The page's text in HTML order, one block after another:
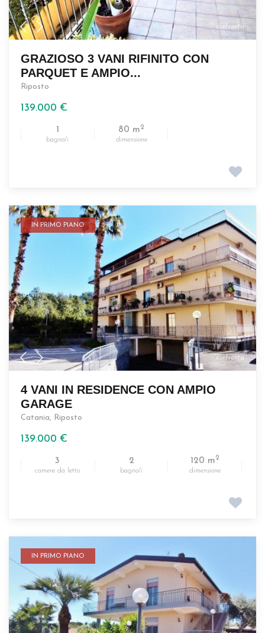
confronta
GRAZIOSO 3 VANI RIFINITO CON
PARQUET E AMPIO...
Riposto
139.000 €
1
bagno/i
80 m2
dimensione
confronta
IN PRIMO PIANO
4 VANI IN RESIDENCE CON AMPIO
GARAGE
Catania, Riposto
139.000 €
3
camere da letto
2
bagno/i
120 m2
dimensione
IN PRIMO PIANO